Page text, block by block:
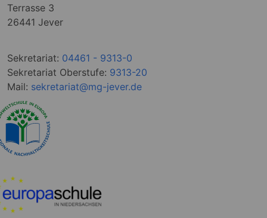
Terrasse 3
26441 Jever
Sekretariat: 04461 - 9313-0
Sekretariat Oberstufe: 9313-20
Mail: sekretariat@mg-jever.de